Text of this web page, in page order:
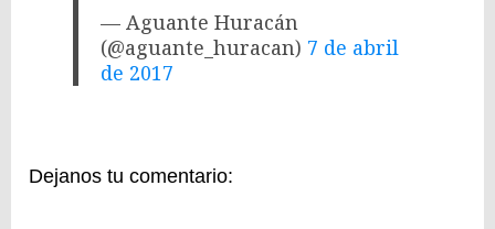
— Aguante Huracán
(@aguante_huracan) 7 de abril
de 2017
Dejanos tu comentario: